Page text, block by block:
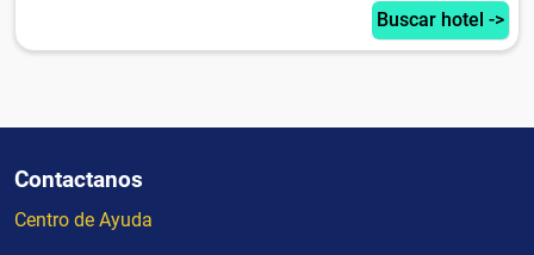
Buscar hotel ->
Contactanos
Centro de Ayuda